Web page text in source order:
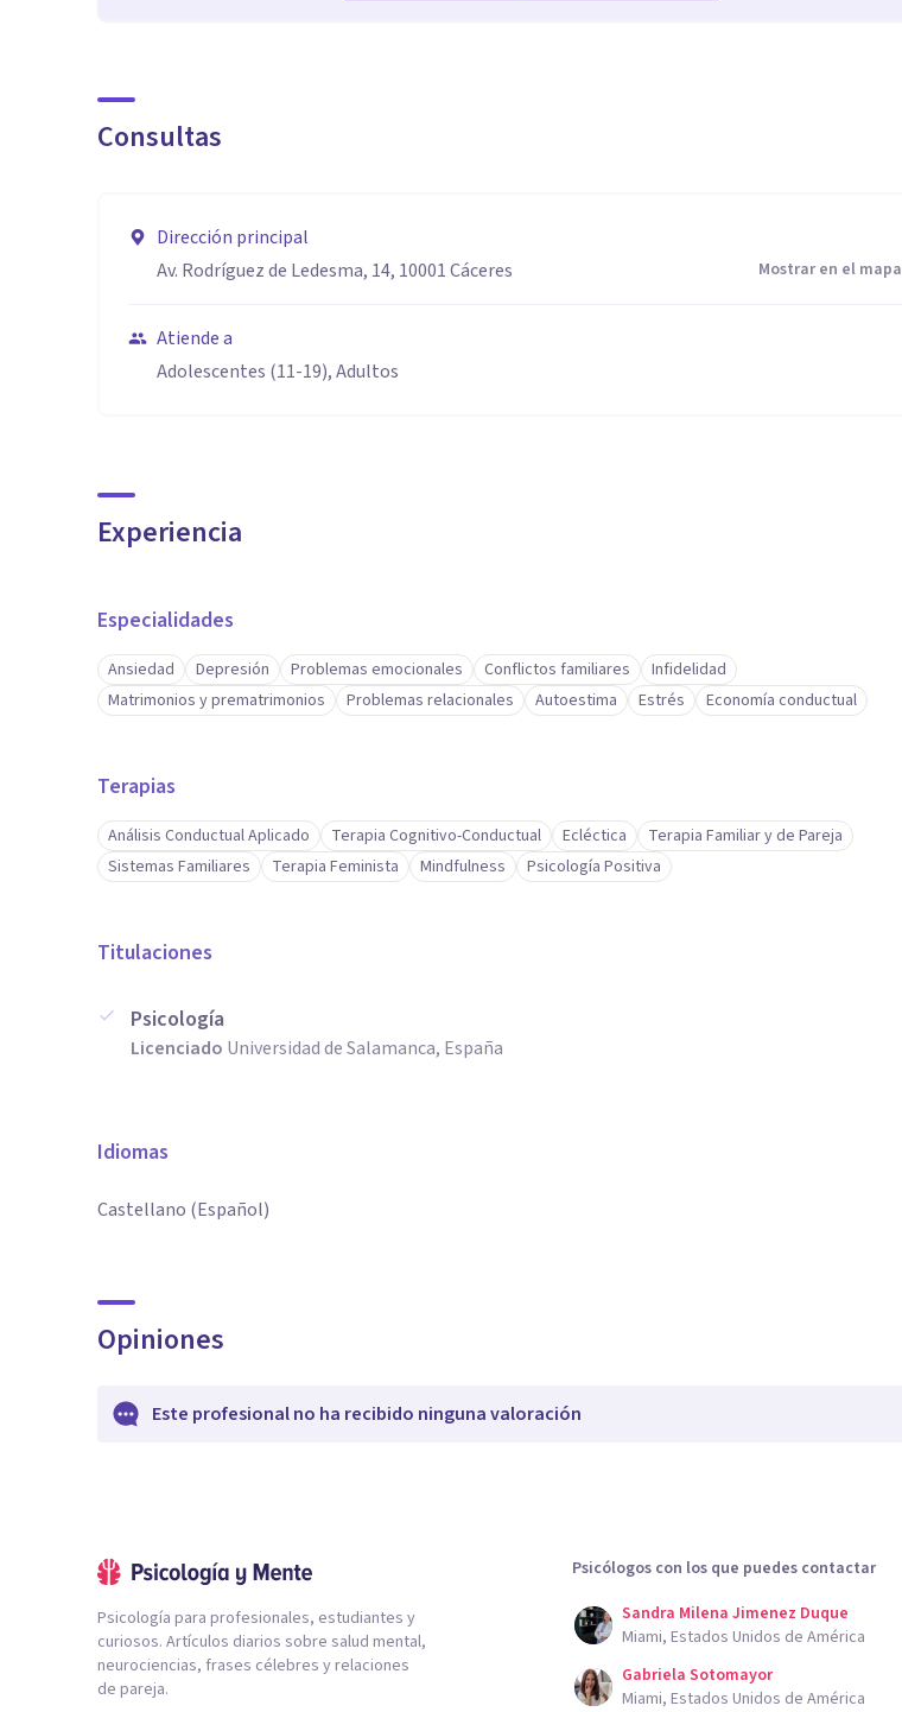
Consultas
Dirección principal
Av. Rodríguez de Ledesma, 14, 10001 Cáceres
Mostrar en el mapa
Atiende a
Adolescentes (11-19), Adultos
Experiencia
Especialidades
Ansiedad Depresión Problemas emocionales Conflictos familiares
Infidelidad
Matrimonios y prematrimonios
Problemas relacionales Autoestima Estrés Economía conductual
Terapias
Análisis Conductual Aplicado Terapia Cognitivo-Conductual Ecléctica
Terapia Familiar y de Pareja
Sistemas Familiares
Terapia Feminista Mindfulness Psicología Positiva
Titulaciones
Psicología
Licenciado Universidad de Salamanca, España
Idiomas
Castellano (Español)
Opiniones
Este profesional no ha recibido ninguna valoración
Psicología para profesionales, estudiantes y
curiosos. Artículos diarios sobre salud mental,
neurociencias, frases célebres y relaciones
de pareja.
Psicólogos con los que puedes contactar
Sandra Milena Jimenez Duque
Miami, Estados Unidos de América
Gabriela Sotomayor
Miami, Estados Unidos de América